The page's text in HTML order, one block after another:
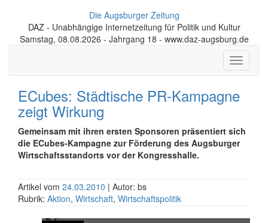
Die Augsburger Zeitung
DAZ - Unabhängige Internetzeitung für Politik und Kultur
Samstag, 08.08.2026 - Jahrgang 18 - www.daz-augsburg.de
Toggle
ECubes: Städtische PR-Kampagne
zeigt Wirkung
Gemeinsam mit ihren ersten Sponsoren präsentiert sich
die ECubes-Kampagne zur Förderung des Augsburger
Wirtschaftsstandorts vor der Kongresshalle.
Artikel vom 24.03.2010 | Autor: bs
Rubrik: Aktion, Wirtschaft, Wirtschaftspolitik